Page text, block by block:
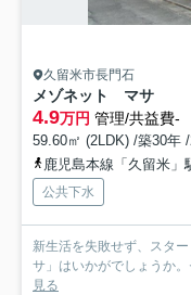
久留米市長門石
メゾネット マサ
4.9万円 管理/共益費-
59.60㎡ (2LDK) /築30年
鹿児島本線「久留米」
公共下水
新生活を失敗せず、スタ
サ」はいかがでしょうか
見る